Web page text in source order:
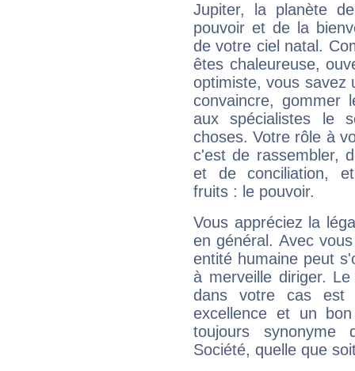
Jupiter, la planète
pouvoir et de la
de votre ciel natal.
êtes chaleureuse,
optimiste, vous savez
convaincre, gommer
aux spécialistes le
choses. Votre rôle à
c'est de rassembler,
et de conciliation,
fruits : le pouvoir.
Vous appréciez la
en général. Avec
entité humaine peut
à merveille diriger.
dans votre cas est
excellence et un
toujours synonyme
Société, quelle que